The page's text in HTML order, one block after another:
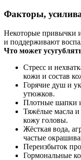
Факторы,
Некоторые привычки
и поддерживают
Что может
Стресс и
кожи и состав
Горячие душ и
утюжков.
Плотные шапки
Тяжёлые масла
кожу головы.
Жёсткая вода,
частые
Переизбыток
Гормональные